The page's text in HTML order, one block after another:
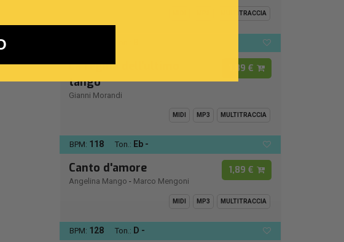
MULTITRACCIA
La regina dell'ultimo
tango
Gianni Morandi
1,89 €
MIDI MP3 MULTITRACCIA
BPM: 118 Ton.: Eb -
Canto d'amore
Angelina Mango - Marco Mengoni
1,89 €
MIDI MP3 MULTITRACCIA
BPM: 128 Ton.: D -